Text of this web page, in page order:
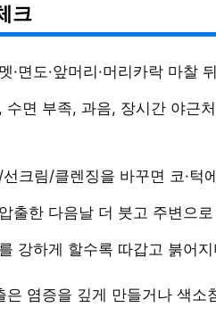
크
·면도·앞머리·머리카락 마찰
수면 부족, 과음, 장시간 야근
크림/클렌징을 바꾸면 코·턱
출한 다음날 더 붓고 주변으
강하게 할수록 따갑고 붉어
은 염증을 깊게 만들거나 색소